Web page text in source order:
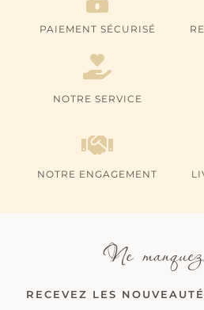
PAIEMENT SÉCURISÉ
NOTRE SERVICE
NOTRE ENGAGEMENT
Ne
RECEVEZ LES